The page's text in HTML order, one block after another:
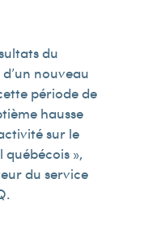
du
nouveau
période de
hausse
sur le
»,
du service